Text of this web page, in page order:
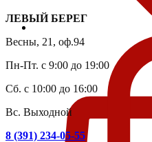
ЛЕВЫЙ БЕРЕГ
Весны, 21, оф.94
Пн-Пт. с 9:00 до 19:00
Сб. с 10:00 до 16:00
Вс. Выходной
8 (391) 234-05-55